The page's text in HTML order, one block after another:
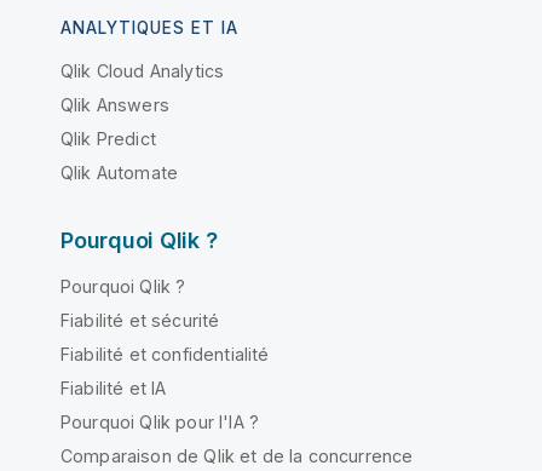
ANALYTIQUES ET IA
Qlik Cloud Analytics
Qlik Answers
Qlik Predict
Qlik Automate
Pourquoi Qlik ?
Pourquoi Qlik ?
Fiabilité et sécurité
Fiabilité et confidentialité
Fiabilité et IA
Pourquoi Qlik pour l'IA ?
Comparaison de Qlik et de la concurrence